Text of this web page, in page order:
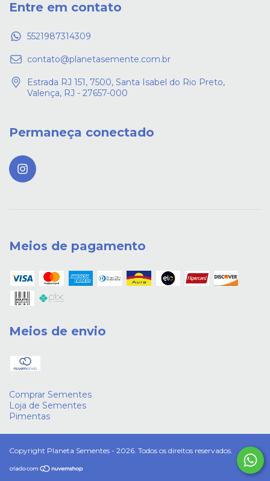
Entre em contato
5521987314309
contato@planetasemente.com.br
Estrada RJ 151, 7500, Santa Isabel do Rio Preto,
Valença, RJ - 27657-000
Permaneça conectado
Meios de pagamento
Meios de envio
Comprar Sementes
Loja de Sementes
Pimentas
Copyright Planeta Sementes - 2026. Todos os direitos reservados.